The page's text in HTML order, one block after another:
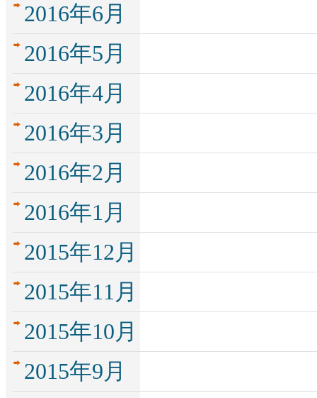
2016年6月
2016年5月
2016年4月
2016年3月
2016年2月
2016年1月
2015年12月
2015年11月
2015年10月
2015年9月